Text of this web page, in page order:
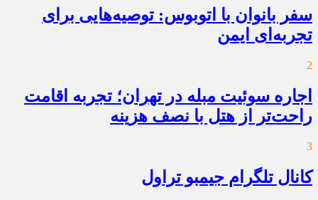
سفر بانوان با اتوبوس: توصیه‌هایی برای
تجربه‌ای ایمن
2
اجاره سوئیت مبله در تهران؛ تجربه اقامت
راحت‌تر از هتل با نصف هزینه
3
کانال تلگرام جیمبو تراول